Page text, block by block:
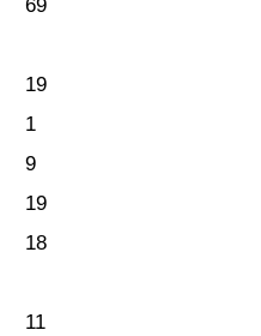
69
19
1
9
19
18
11